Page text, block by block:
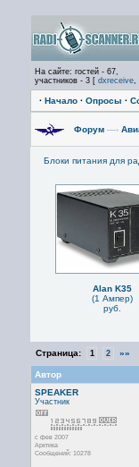
На сайте: гостей - 67,
участников - 3 [ dxreceive,
· Начало · Опросы ·
Форум —›
Блоки питания для
Alan K35
(1 Ампер)
руб.
Страница: 1 2 »»
Автор
SPEAKER
Участник
с фев 2007
Арктика
Сообщений: 10278